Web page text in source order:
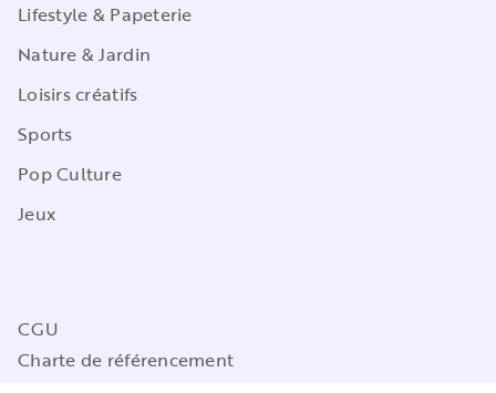
Lifestyle & Papeterie
Nature & Jardin
Loisirs créatifs
Sports
Pop Culture
Jeux
CGU
Charte de référencement